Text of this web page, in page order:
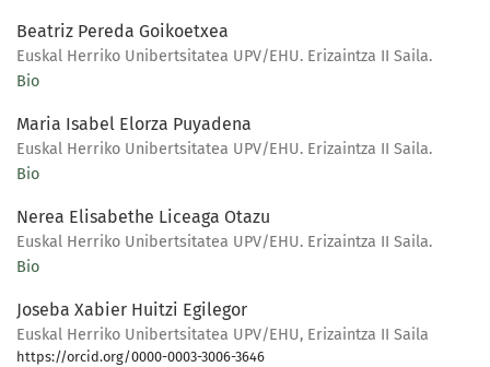
Beatriz Pereda Goikoetxea
Euskal Herriko Unibertsitatea UPV/EHU. Erizaintza II Saila.
Bio
Maria Isabel Elorza Puyadena
Euskal Herriko Unibertsitatea UPV/EHU. Erizaintza II Saila.
Bio
Nerea Elisabethe Liceaga Otazu
Euskal Herriko Unibertsitatea UPV/EHU. Erizaintza II Saila.
Bio
Joseba Xabier Huitzi Egilegor
Euskal Herriko Unibertsitatea UPV/EHU, Erizaintza II Saila
https://orcid.org/0000-0003-3006-3646